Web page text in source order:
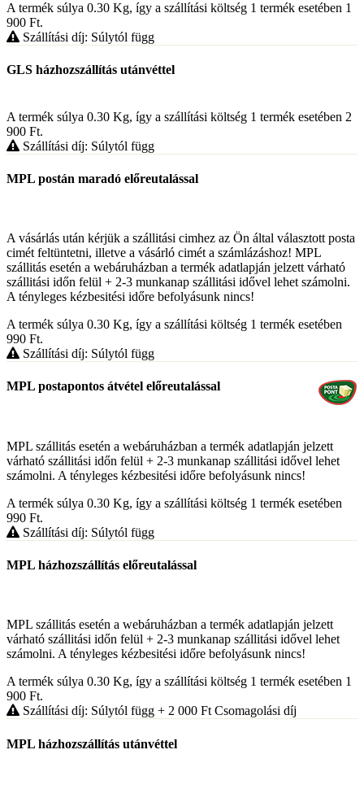
A termék súlya 0.30 Kg, így a szállítási költség 1 termék esetében 1
900 Ft.
Szállítási díj: Súlytól függ
GLS házhozszállítás utánvéttel
A termék súlya 0.30 Kg, így a szállítási költség 1 termék esetében 2
900 Ft.
Szállítási díj: Súlytól függ
MPL postán maradó előreutalással
A vásárlás után kérjük a szállitási cimhez az Ön által választott posta
cimét feltüntetni, illetve a vásárló cimét a számlázáshoz! MPL
szállitás esetén a webáruházban a termék adatlapján jelzett várható
szállitási időn felül + 2-3 munkanap szállitási idővel lehet számolni.
A tényleges kézbesitési időre befolyásunk nincs!
A termék súlya 0.30 Kg, így a szállítási költség 1 termék esetében
990 Ft.
Szállítási díj: Súlytól függ
MPL postapontos átvétel előreutalással
MPL szállitás esetén a webáruházban a termék adatlapján jelzett
várható szállitási időn felül + 2-3 munkanap szállitási idővel lehet
számolni. A tényleges kézbesitési időre befolyásunk nincs!
A termék súlya 0.30 Kg, így a szállítási költség 1 termék esetében
990 Ft.
Szállítási díj: Súlytól függ
MPL házhozszállítás előreutalással
MPL szállitás esetén a webáruházban a termék adatlapján jelzett
várható szállitási időn felül + 2-3 munkanap szállitási idővel lehet
számolni. A tényleges kézbesitési időre befolyásunk nincs!
A termék súlya 0.30 Kg, így a szállítási költség 1 termék esetében 1
900 Ft.
Szállítási díj: Súlytól függ + 2 000 Ft Csomagolási díj
MPL házhozszállítás utánvéttel